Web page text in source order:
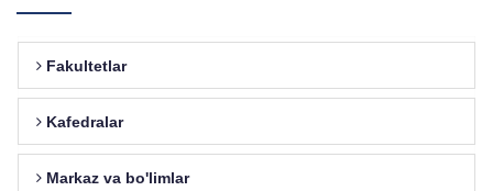
Fakultetlar
Kafedralar
Markaz va bo'limlar